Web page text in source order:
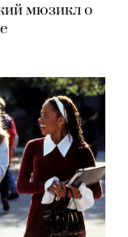
мюзикл о